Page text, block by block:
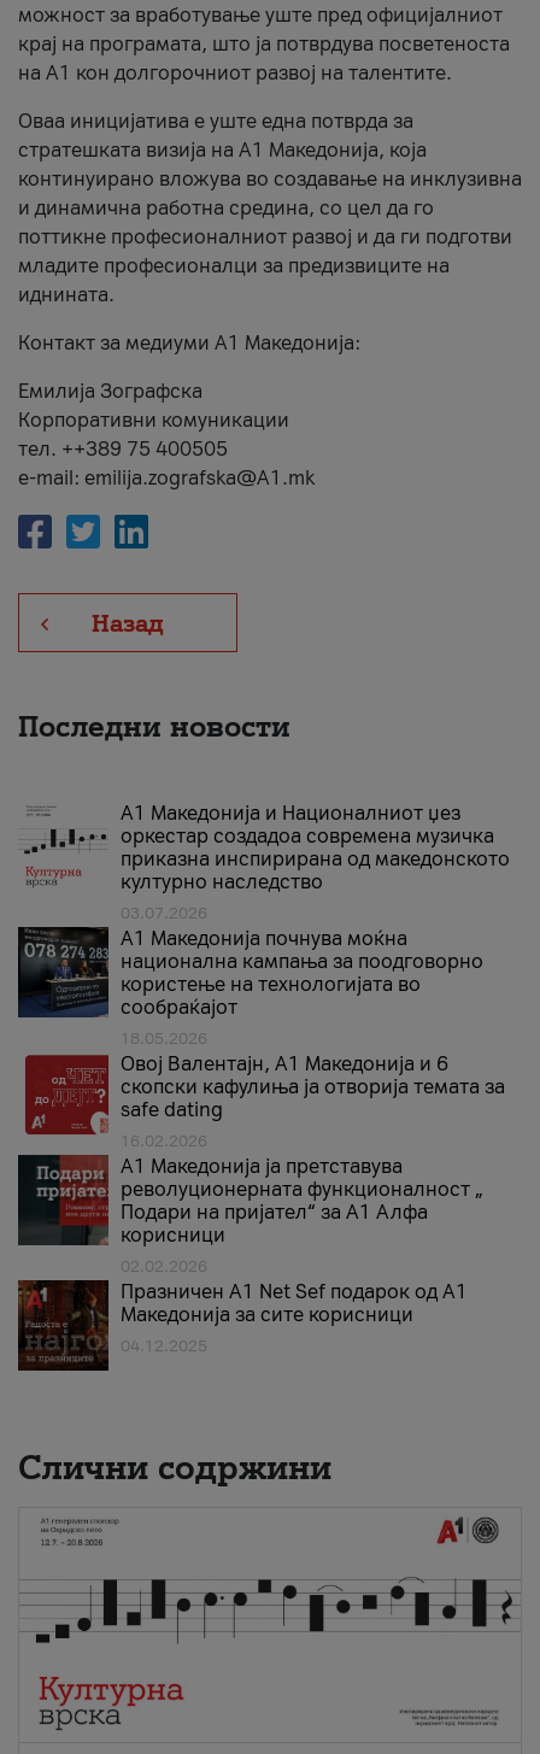
можност за вработување уште пред официјалниот
крај на програмата, што ја потврдува посветеноста
на А1 кон долгорочниот развој на талентите.
Оваа иницијатива е уште една потврда за
стратешката визија на А1 Македонија, која
континуирано вложува во создавање на инклузивна
и динамична работна средина, со цел да го
поттикне професионалниот развој и да ги подготви
младите професионалци за предизвиците на
иднината.
Контакт за медиуми А1 Македонија:
Емилија Зографска
Корпоративни комуникации
тел. ++389 75 400505
e-mail: emilija.zografska@A1.mk
Назад
Последни новости
А1 Македонија и Националниот џез
оркестар создадоа современа музичка
приказна инспирирана од македонското
културно наследство
03.07.2026
A1 Македонија почнува моќна
национална кампања за поодговорно
користење на технологијата во
сообраќајот
18.05.2026
Овој Валентајн, A1 Македонија и 6
скопски кафулиња ја отворија темата за
safe dating
16.02.2026
А1 Македонија ја претставува
револуционерната функционалност „
Подари на пријател“ за А1 Алфа
корисници
02.02.2026
Празничен A1 Net Sеf подарок од А1
Македонија за сите корисници
04.12.2025
Слични содржини